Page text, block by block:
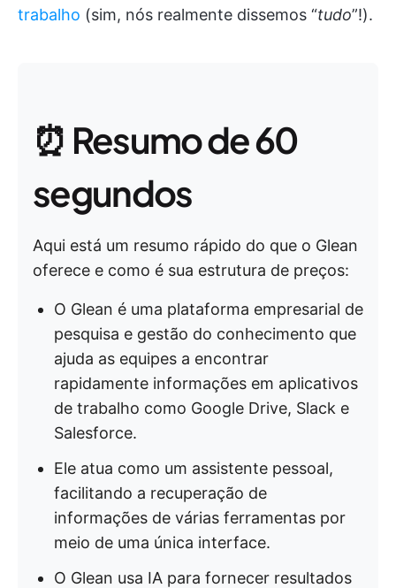
trabalho (sim, nós realmente dissemos “tudo”!).
⏰ Resumo de 60
segundos
Aqui está um resumo rápido do que o Glean
oferece e como é sua estrutura de preços:
O Glean é uma plataforma empresarial de
pesquisa e gestão do conhecimento que
ajuda as equipes a encontrar
rapidamente informações em aplicativos
de trabalho como Google Drive, Slack e
Salesforce.
Ele atua como um assistente pessoal,
facilitando a recuperação de
informações de várias ferramentas por
meio de uma única interface.
O Glean usa IA para fornecer resultados